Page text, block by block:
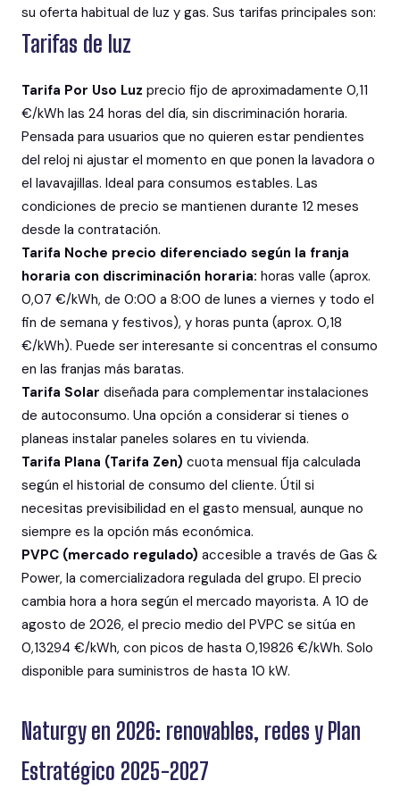
su oferta habitual de luz y gas. Sus tarifas principales son:
Tarifas de luz
Tarifa Por Uso Luz precio fijo de aproximadamente 0,11
€/kWh las 24 horas del día, sin discriminación horaria.
Pensada para usuarios que no quieren estar pendientes
del reloj ni ajustar el momento en que ponen la lavadora o
el lavavajillas. Ideal para consumos estables. Las
condiciones de precio se mantienen durante 12 meses
desde la contratación.
Tarifa Noche precio diferenciado según la franja
horaria con discriminación horaria: horas valle (aprox.
0,07 €/kWh, de 0:00 a 8:00 de lunes a viernes y todo el
fin de semana y festivos), y horas punta (aprox. 0,18
€/kWh). Puede ser interesante si concentras el consumo
en las franjas más baratas.
Tarifa Solar diseñada para complementar instalaciones
de autoconsumo. Una opción a considerar si tienes o
planeas instalar paneles solares en tu vivienda.
Tarifa Plana (Tarifa Zen) cuota mensual fija calculada
según el historial de consumo del cliente. Útil si
necesitas previsibilidad en el gasto mensual, aunque no
siempre es la opción más económica.
PVPC (mercado regulado) accesible a través de Gas &
Power, la comercializadora regulada del grupo. El precio
cambia hora a hora según el mercado mayorista. A 10 de
agosto de 2026, el precio medio del PVPC se sitúa en
0,13294 €/kWh, con picos de hasta 0,19826 €/kWh. Solo
disponible para suministros de hasta 10 kW.
Naturgy en 2026: renovables, redes y Plan
Estratégico 2025-2027